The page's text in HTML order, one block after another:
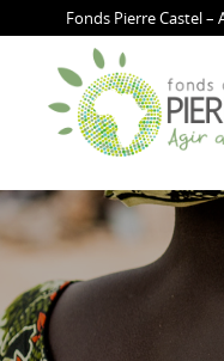
Fonds Pierre Castel –